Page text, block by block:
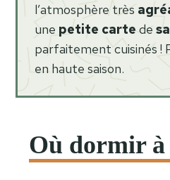
l’atmosphère très
une petite carte de
parfaitement cuisinés !
en haute saison.
Où dormir à